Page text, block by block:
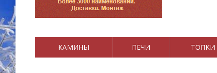
КАМИНЫ ПЕЧИ ТОПКИ